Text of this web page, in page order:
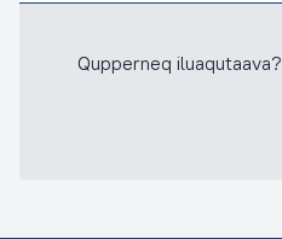
Qupperneq iluaqutaava?